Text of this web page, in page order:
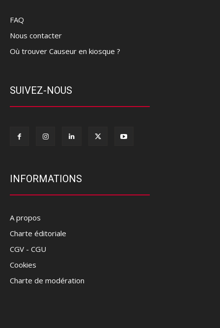
FAQ
Nous contacter
Où trouver Causeur en kiosque ?
SUIVEZ-NOUS
INFORMATIONS
A propos
Charte éditoriale
CGV - CGU
Cookies
Charte de modération